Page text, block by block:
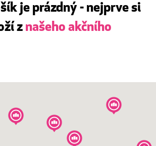
je prázdný - nejprve si
z našeho akčního